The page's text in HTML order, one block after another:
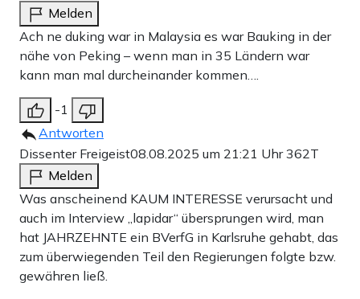
Melden
Ach ne duking war in Malaysia es war Bauking in der
nähe von Peking – wenn man in 35 Ländern war
kann man mal durcheinander kommen….
-1
Antworten
Dissenter Freigeist08.08.2025 um 21:21 Uhr362T
Melden
Was anscheinend KAUM INTERESSE verursacht und
auch im Interview „lapidar“ übersprungen wird, man
hat JAHRZEHNTE ein BVerfG in Karlsruhe gehabt, das
zum überwiegenden Teil den Regierungen folgte bzw.
gewähren ließ.